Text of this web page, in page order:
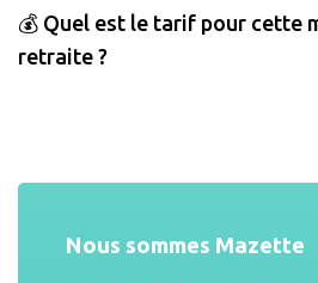
💰 Quel est le tarif pour cette
retraite ?
Nous sommes Mazette